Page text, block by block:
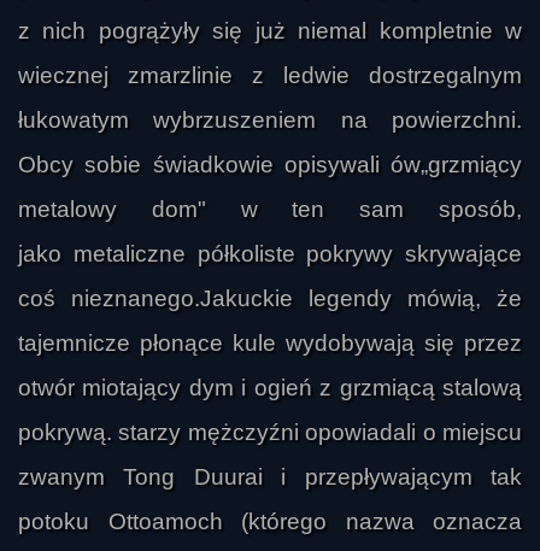
z nich pogrążyły się już niemal kompletnie w
wiecznej zmarzlinie z ledwie dostrzegalnym
łukowatym wybrzuszeniem na powierzchni.
Obcy sobie świadkowie opisywali ów„grzmiący
metalowy dom" w ten sam sposób,
jako metaliczne półkoliste pokrywy skrywające
coś nieznanego.Jakuckie legendy mówią, że
tajemnicze płonące kule wydobywają się przez
otwór miotający dym i ogień z grzmiącą stalową
pokrywą. starzy mężczyźni opowiadali o miejscu
zwanym Tong Duurai i przepływającym tak
potoku Ottoamoch (którego nazwa oznacza